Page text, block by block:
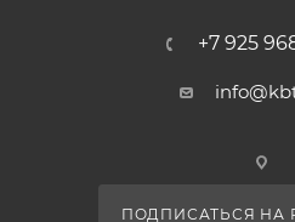
+7 925
ПОДПИСАТЬСЯ НА